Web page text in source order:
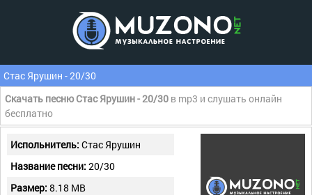
Стас Ярушин - 20/30
Скачать песню Стас Ярушин - 20/30 в mp3 и слушать онлайн
бесплатно
Испольнитель: Стас Ярушин
Название песни: 20/30
Размер: 8.18 MB